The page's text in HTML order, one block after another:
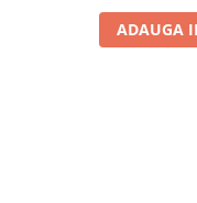
ADAUGA